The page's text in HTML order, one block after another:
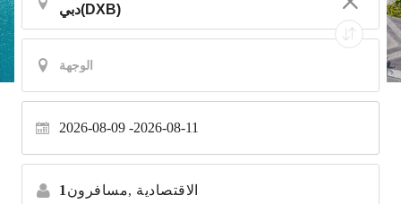
2026-08-09 2026-08-11
1 مسافرون, الاقتصادية